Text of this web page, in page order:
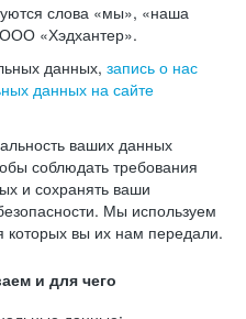
слова «мы», «наша
«Хэдхантер».
данных, запись о нас
данных на сайте
ваших данных
соблюдать требования
и сохранять ваши
Мы используем
которых вы их нам передали.
и для чего